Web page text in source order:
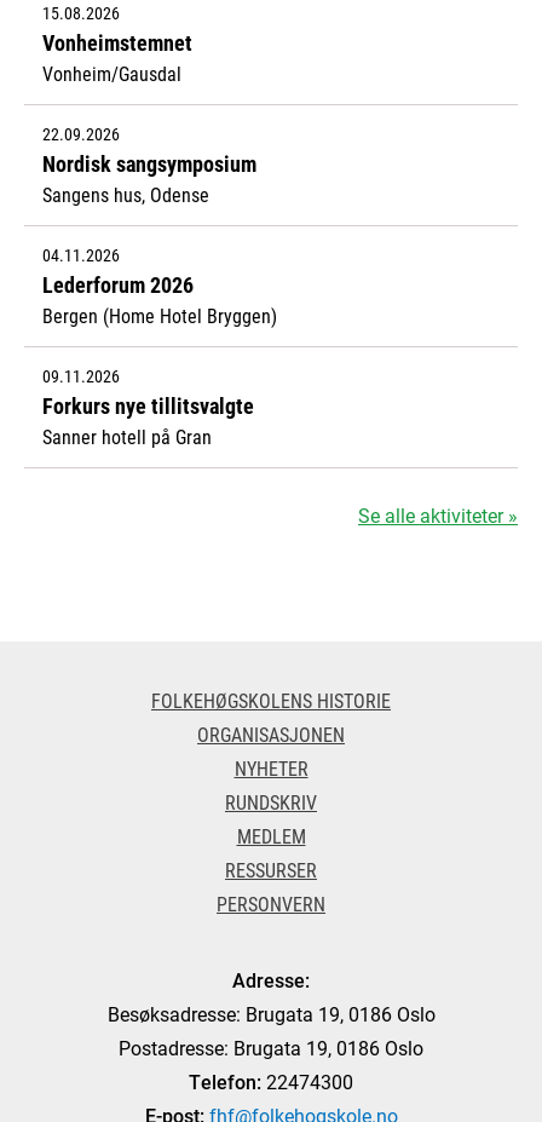
15.08.2026
Vonheimstemnet
Vonheim/Gausdal
22.09.2026
Nordisk sangsymposium
Sangens hus, Odense
04.11.2026
Lederforum 2026
Bergen (Home Hotel Bryggen)
09.11.2026
Forkurs nye tillitsvalgte
Sanner hotell på Gran
Se alle aktiviteter »
FOLKEHØGSKOLENS HISTORIE
ORGANISASJONEN
NYHETER
RUNDSKRIV
MEDLEM
RESSURSER
PERSONVERN
Adresse:
Besøksadresse: Brugata 19, 0186 Oslo
Postadresse: Brugata 19, 0186 Oslo
Telefon: 22474300
E-post: fhf@folkehogskole.no